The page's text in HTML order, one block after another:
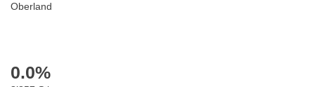
Oberland
0.0%